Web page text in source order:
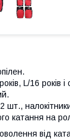
L/16 років
шт.,
катання на
від